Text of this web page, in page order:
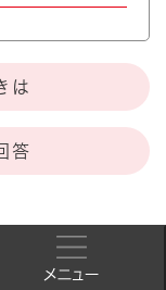
回定例会常任委員会・特
は
答